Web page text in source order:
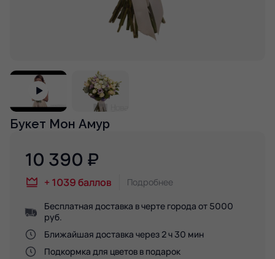
Букет Мон Амур
10 390 ₽
+ 1039баллов Подробнее
Бесплатная доставка в черте города от 5000
руб.
Ближайшая доставка через 2 ч 30 мин
Подкормка для цветов в подарок